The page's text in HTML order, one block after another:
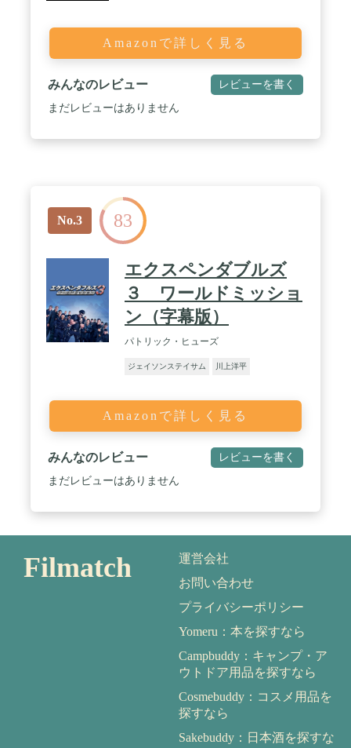
Amazonで詳しく見る
みんなのレビュー レビューを書く
まだレビューはありません
No.3 83
エクスペンダブルズ
３ ワールドミッショ
ン（字幕版）
パトリック・ヒューズ
ジェイソンステイサム 川上洋平
Amazonで詳しく見る
みんなのレビュー レビューを書く
まだレビューはありません
Filmatch
運営会社
お問い合わせ
プライバシーポリシー
Yomeru：本を探すなら
Campbuddy：キャンプ・ア
ウトドア用品を探すなら
Cosmebuddy：コスメ用品を
探すなら
Sakebuddy：日本酒を探すな